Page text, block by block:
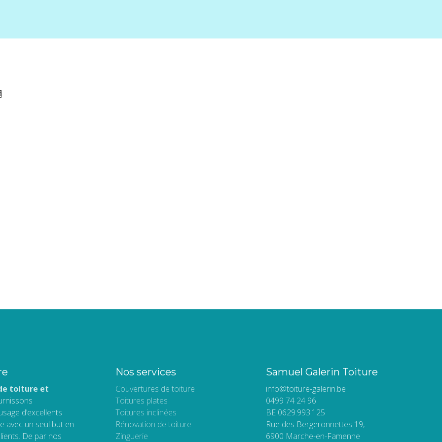
toiture et
d’excellents
avec un seul but en
De par nos
Nos services
Couvertures de toiture
Toitures plates
Toitures inclinées
Rénovation de toiture
Zinguerie
Samuel Galerin Toiture
info@toiture-galerin.be
0499 74 24 96
BE 0629.993.125
Rue des Bergeronnettes 19,
6900 Marche-en-Famenne